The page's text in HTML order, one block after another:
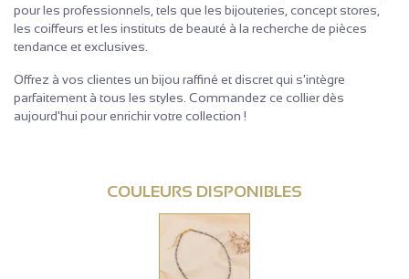
pour les professionnels, tels que les bijouteries, concept stores,
les coiffeurs et les instituts de beauté à la recherche de pièces
tendance et exclusives.
Offrez à vos clientes un bijou raffiné et discret qui s'intègre
parfaitement à tous les styles. Commandez ce collier dès
aujourd'hui pour enrichir votre collection !
COULEURS DISPONIBLES